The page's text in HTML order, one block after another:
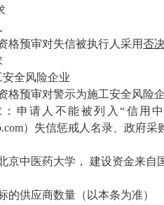
格预审对失信被执行人采用否
安全风险企业
格预审对警示为施工安全风险
：申请人不能被列入“信用中
）失信惩戒人名录、政府
京中医药大学， 建设资金来自
的供应商数量（以本条为准）